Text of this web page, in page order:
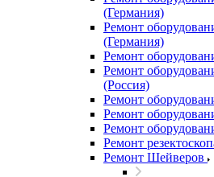
(Германия)
Ремонт
(Германия)
Ремонт
Ремонт
(Россия)
Ремонт
Ремонт
Ремонт
Ремонт
Ремонт Шейверов